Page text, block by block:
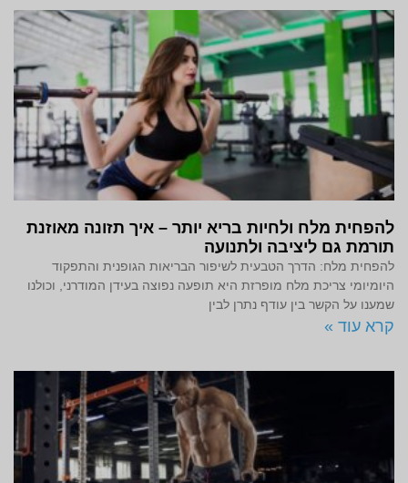
להפחית מלח ולחיות בריא יותר – איך תזונה מאוזנת
תורמת גם ליציבה ולתנועה
להפחית מלח: הדרך הטבעית לשיפור הבריאות הגופנית והתפקוד
היומיומי צריכת מלח מופרזת היא תופעה נפוצה בעידן המודרני, וכולנו
שמענו על הקשר בין עודף נתרן לבין
קרא עוד »